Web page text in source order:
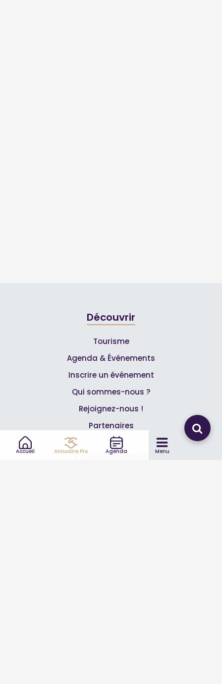
Accueil Annuaire Pro Agenda Menu
Découvrir
Tourisme
Agenda & Événements
Inscrire un événement
Qui sommes-nous ?
Rejoignez-nous !
Partenaires
Professionnels